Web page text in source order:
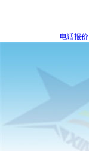
电话报价